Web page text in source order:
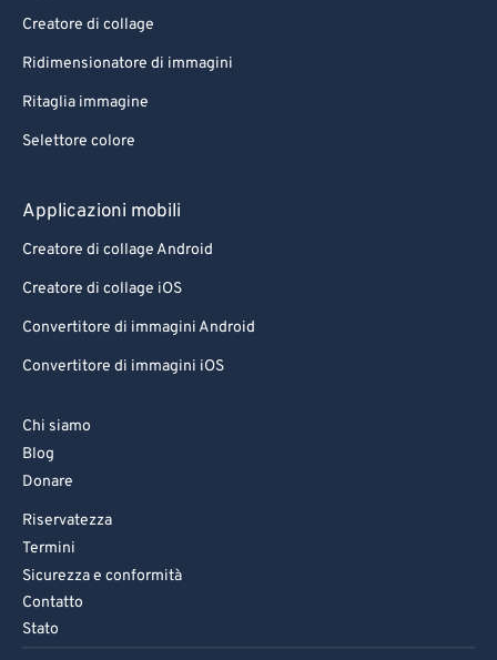
Creatore di collage
Ridimensionatore di immagini
Ritaglia immagine
Selettore colore
Applicazioni mobili
Creatore di collage Android
Creatore di collage iOS
Convertitore di immagini Android
Convertitore di immagini iOS
Chi siamo
Blog
Donare
Riservatezza
Termini
Sicurezza e conformità
Contatto
Stato